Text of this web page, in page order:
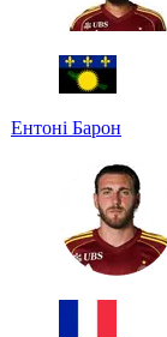
Ентоні Барон